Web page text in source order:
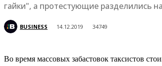
гайки", а протестующие разделились
BUSINESS 14.12.2019 34749
Во время массовых забастовок таксистов